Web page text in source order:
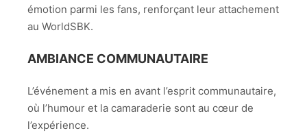
émotion parmi les fans, renforçant leur attachement
au WorldSBK.
AMBIANCE COMMUNAUTAIRE
L’événement a mis en avant l’esprit communautaire,
où l’humour et la camaraderie sont au cœur de
l’expérience.